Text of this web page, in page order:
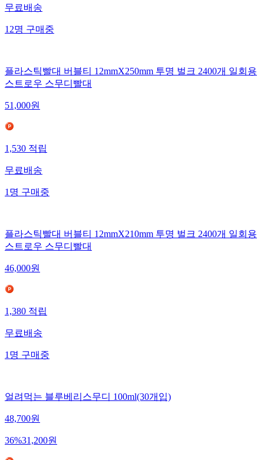
무료배송
12명구매중
플라스틱빨대 버블티 12mmX250mm 투명 벌크 2400개 일회용
스트로우 스무디빨대
51,000원
1,530적립
무료배송
1명구매중
플라스틱빨대 버블티 12mmX210mm 투명 벌크 2400개 일회용
스트로우 스무디빨대
46,000원
1,380적립
무료배송
1명구매중
얼려먹는 블루베리스무디 100ml(30개입)
48,700원
36%31,200원